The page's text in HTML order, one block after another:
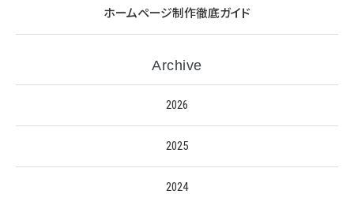
ホームページ制作徹底ガイド
Archive
2026
2025
2024